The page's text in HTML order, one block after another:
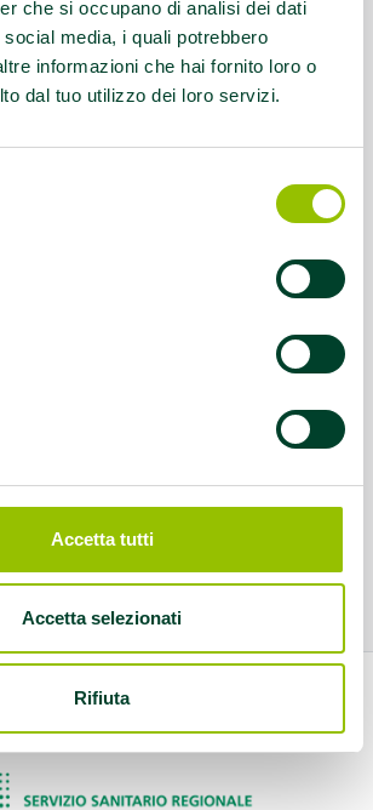
che si occupano di analisi dei dati
media, i quali potrebbero
informazioni che hai fornito loro o
dal tuo utilizzo dei loro servizi.
Accetta tutti
Accetta selezionati
Rifiuta
si trova inDisabilità e sport